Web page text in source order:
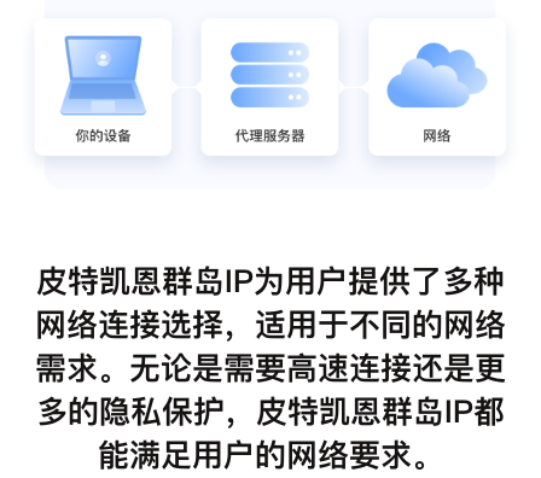
皮特凯恩群岛IP为用户提供了多种
网络连接选择，适用于不同的网络
需求。无论是需要高速连接还是更
多的隐私保护，皮特凯恩群岛IP都
能满足用户的网络要求。